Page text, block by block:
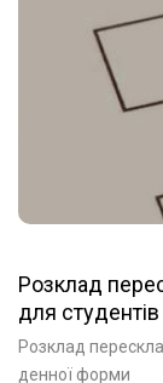
Розклад
для
Розклад
денної форми